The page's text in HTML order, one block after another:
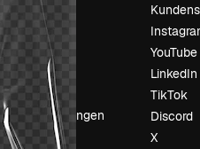
Über uns
Reviews
Karriere
Suchtrends
Blog
Veranstaltungen
Slidesgo
YouTube
LinkedIn
TikTok
Discord
X